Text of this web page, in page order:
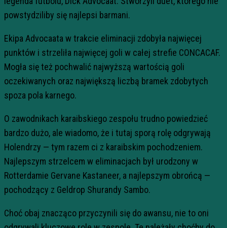
powstydziliby się najlepsi barmani.
Ekipa Advocaata w trakcie eliminacji zdobyła najwięcej
punktów i strzeliła najwięcej goli w całej strefie CONCACAF.
Mogła się też pochwalić najwyższą wartością goli
oczekiwanych oraz największą liczbą bramek zdobytych
spoza pola karnego.
O zawodnikach karaibskiego zespołu trudno powiedzieć
bardzo dużo, ale wiadomo, że i tutaj sporą rolę odgrywają
Holendrzy — tym razem ci z karaibskim pochodzeniem.
Najlepszym strzelcem w eliminacjach był urodzony w
Rotterdamie Gervane Kastaneer, a najlepszym obrońcą —
pochodzący z Geldrop Shurandy Sambo.
Choć obaj znacząco przyczynili się do awansu, nie to oni